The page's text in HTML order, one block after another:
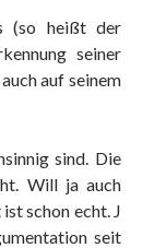
(so heißt der
seiner
auf seinem
sind. Die
Will ja auch
schon echt. J
seit